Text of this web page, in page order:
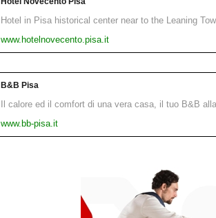
Hotel in Pisa historical center near to the Leaning
www.hotelnovecento.pisa.it
B&B Pisa
Il calore ed il comfort di una vera casa, il tuo B&B
www.bb-pisa.it